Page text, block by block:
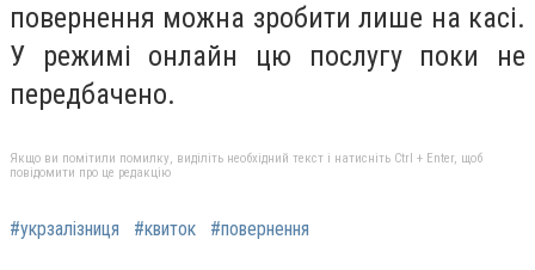
повернення можна зробити лише на касі.
У режимі онлайн цю послугу поки не
передбачено.
Якщо ви помітили помилку, виділіть необхідний текст і натисніть Ctrl + Enter, щоб
повідомити про це редакцію
#укрзалізниця #квиток #повернення